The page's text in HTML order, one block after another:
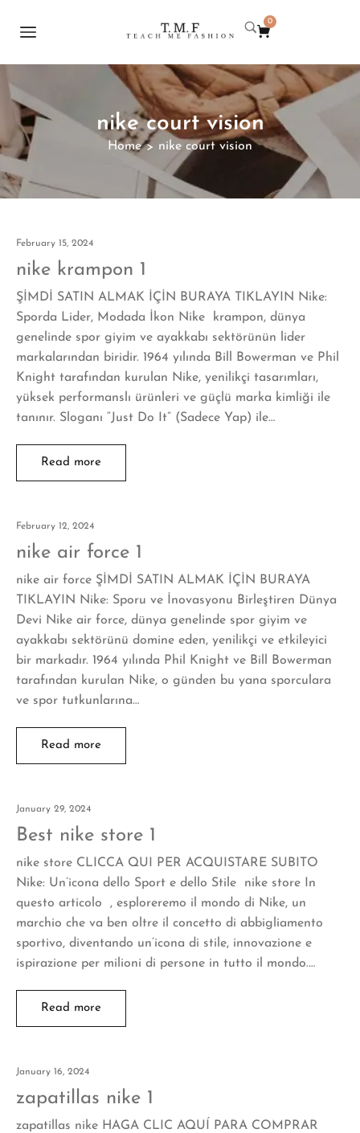
0
nike court vision
Home > nike court vision
February 15, 2024
nike krampon 1
ŞİMDİ SATIN ALMAK İÇİN BURAYA TIKLAYIN Nike:
Sporda Lider, Modada İkon Nike krampon, dünya
genelinde spor giyim ve ayakkabı sektörünün lider
markalarından biridir. 1964 yılında Bill Bowerman ve Phil
Knight tarafından kurulan Nike, yenilikçi tasarımları,
yüksek performanslı ürünleri ve güçlü marka kimliği ile
tanınır. Sloganı “Just Do It” (Sadece Yap) ile…
Read more
February 12, 2024
nike air force 1
nike air force ŞİMDİ SATIN ALMAK İÇİN BURAYA
TIKLAYIN Nike: Sporu ve İnovasyonu Birleştiren Dünya
Devi Nike air force, dünya genelinde spor giyim ve
ayakkabı sektörünü domine eden, yenilikçi ve etkileyici
bir markadır. 1964 yılında Phil Knight ve Bill Bowerman
tarafından kurulan Nike, o günden bu yana sporculara
ve spor tutkunlarına…
Read more
January 29, 2024
Best nike store 1
nike store CLICCA QUI PER ACQUISTARE SUBITO
Nike: Un’icona dello Sport e dello Stile nike store In
questo articolo , esploreremo il mondo di Nike, un
marchio che va ben oltre il concetto di abbigliamento
sportivo, diventando un’icona di stile, innovazione e
ispirazione per milioni di persone in tutto il mondo.…
Read more
January 16, 2024
zapatillas nike 1
zapatillas nike HAGA CLIC AQUÍ PARA COMPRAR